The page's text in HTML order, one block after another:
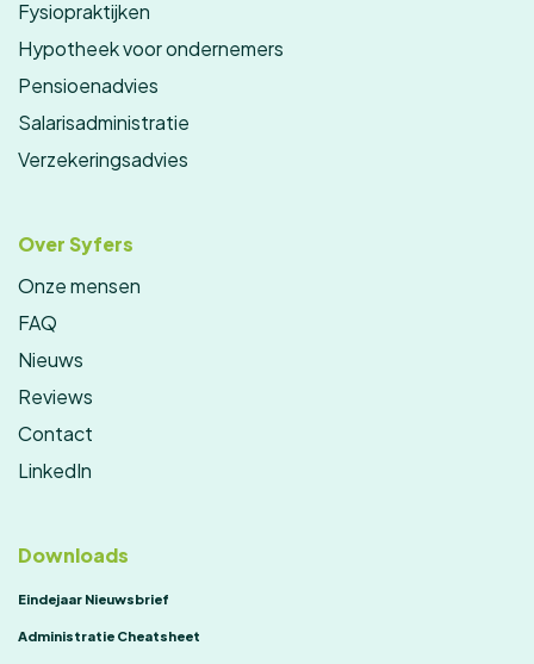
Fysiopraktijken
Hypotheek voor ondernemers
Pensioenadvies
Salarisadministratie
Verzekeringsadvies
Over Syfers
Onze mensen
FAQ
Nieuws
Reviews
Contact
LinkedIn
Downloads
Eindejaar Nieuwsbrief
Administratie Cheatsheet